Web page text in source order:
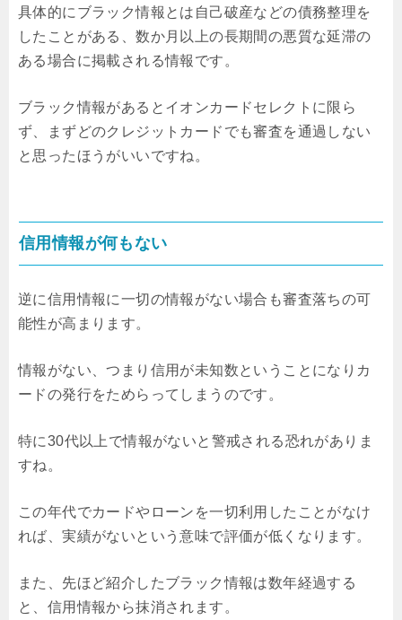
具体的にブラック情報とは自己破産などの債務整理を
したことがある、数か月以上の長期間の悪質な延滞の
ある場合に掲載される情報です。
ブラック情報があるとイオンカードセレクトに限ら
ず、まずどのクレジットカードでも審査を通過しない
と思ったほうがいいですね。
信用情報が何もない
逆に信用情報に一切の情報がない場合も審査落ちの可
能性が高まります。
情報がない、つまり信用が未知数ということになりカ
ードの発行をためらってしまうのです。
特に30代以上で情報がないと警戒される恐れがありま
すね。
この年代でカードやローンを一切利用したことがなけ
れば、実績がないという意味で評価が低くなります。
また、先ほど紹介したブラック情報は数年経過する
と、信用情報から抹消されます。